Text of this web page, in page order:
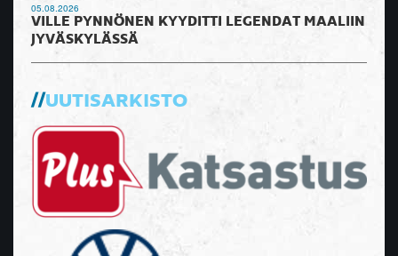
05.08.2026
VILLE PYNNÖNEN KYYDITTI LEGENDAT MAALIIN
JYVÄSKYLÄSSÄ
UUTISARKISTO